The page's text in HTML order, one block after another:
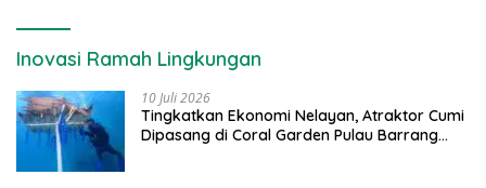
Inovasi Ramah Lingkungan
10 Juli 2026
Tingkatkan Ekonomi Nelayan, Atraktor Cumi
Dipasang di Coral Garden Pulau Barrang